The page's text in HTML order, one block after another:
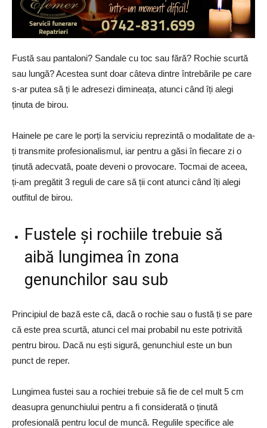
Fustă sau pantaloni? Sandale cu toc sau fără? Rochie scurtă
sau lungă? Acestea sunt doar câteva dintre întrebările pe care
s-ar putea să ți le adresezi dimineața, atunci când îți alegi
ținuta de birou.
Hainele pe care le porți la serviciu reprezintă o modalitate de a-
ți transmite profesionalismul, iar pentru a găsi în fiecare zi o
ținută adecvată, poate deveni o provocare. Tocmai de aceea,
ți-am pregătit 3 reguli de care să ții cont atunci când îți alegi
outfitul de birou.
Fustele și rochiile trebuie să
aibă lungimea în zona
genunchilor sau sub
Principiul de bază este că, dacă o rochie sau o fustă ți se pare
că este prea scurtă, atunci cel mai probabil nu este potrivită
pentru birou. Dacă nu ești sigură, genunchiul este un bun
punct de reper.
Lungimea fustei sau a rochiei trebuie să fie de cel mult 5 cm
deasupra genunchiului pentru a fi considerată o ținută
profesională pentru locul de muncă. Regulile specifice ale